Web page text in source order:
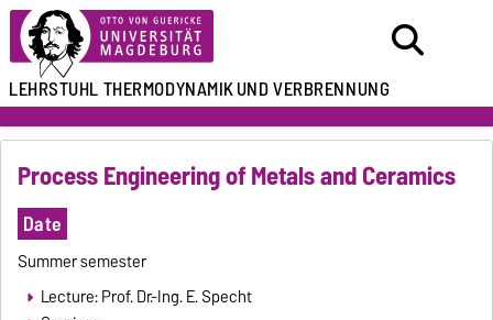
LEHRSTUHLTHERMODYNAMIKUND VERBRENNUNG
Process Engineering of Metals and Ceramics
Date
Summer semester
Lecture: Prof. Dr.-Ing. E. Specht